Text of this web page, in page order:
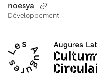
noesya
Développement